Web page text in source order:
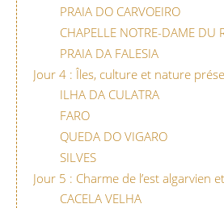
PRAIA DO CARVOEIRO
CHAPELLE NOTRE-DAME DU
PRAIA DA FALESIA
Jour 4 : Îles, culture et nature
ILHA DA CULATRA
FARO
QUEDA DO VIGARO
SILVES
Jour 5 : Charme de l’est algarvien
CACELA VELHA